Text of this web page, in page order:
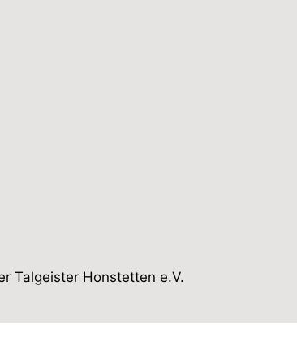
Talgeister Honstetten e.V.